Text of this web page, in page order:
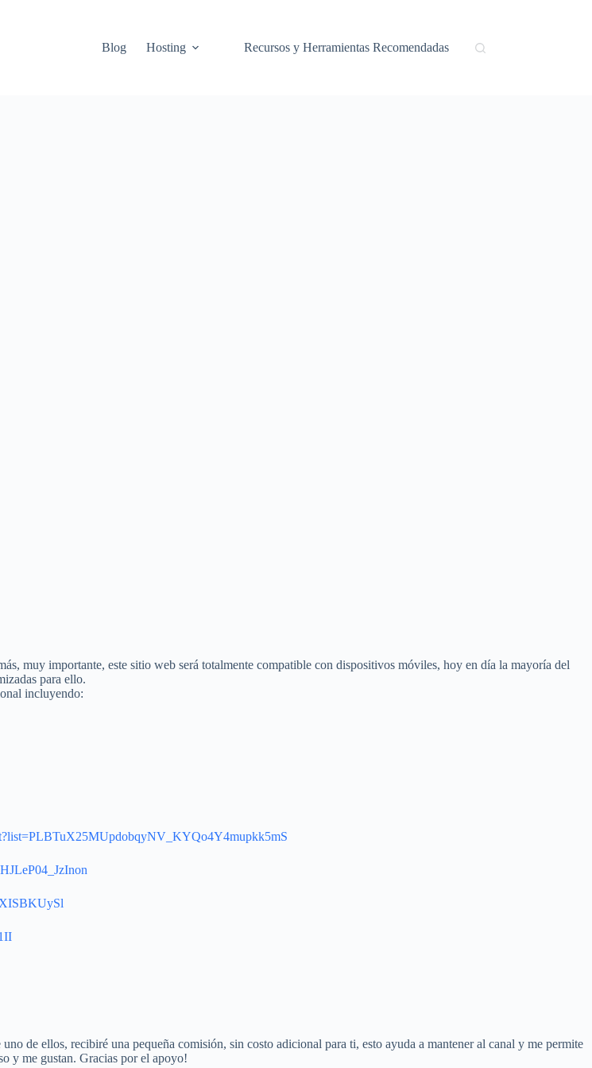
Blog
Hosting Recursos y Herramientas Recomendadas
muy importante, este sitio web será totalmente compatible con dispositivos móviles, hoy en día la mayoría del
para ello.
incluyendo:
de ellos, recibiré una pequeña comisión, sin costo adicional para ti, esto ayuda a mantener al canal y me permite
y me gustan. Gracias por el apoyo!